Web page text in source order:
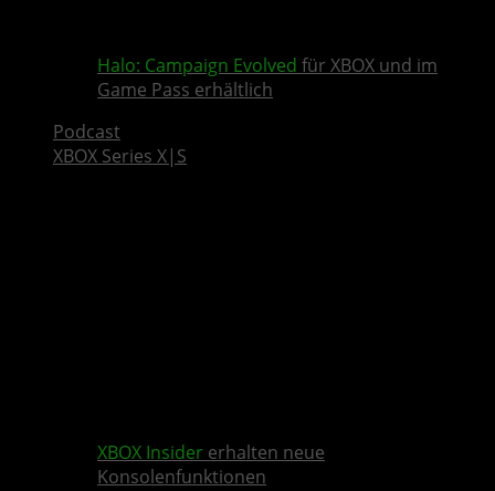
Halo: Campaign Evolved für XBOX und im
Game Pass erhältlich
Podcast
XBOX Series X|S
XBOX Insider erhalten neue
Konsolenfunktionen